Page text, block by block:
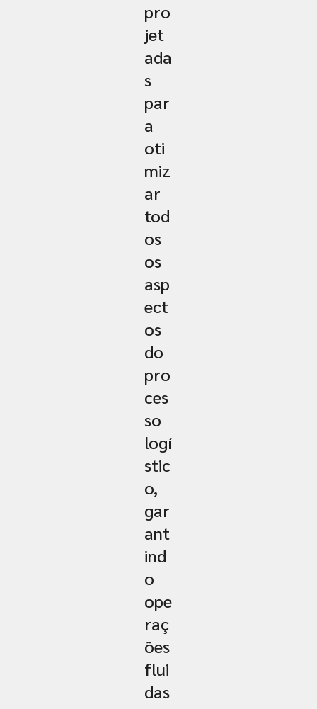
pro
jet
ada
s
par
a
oti
miz
ar
tod
os
os
asp
ect
os
do
pro
ces
so
logí
stic
o,
gar
ant
ind
o
ope
raç
ões
flui
das